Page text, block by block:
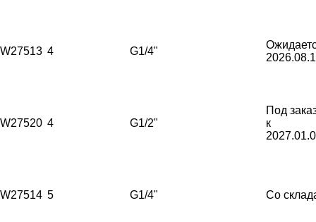
W27513 4 G1/4"
W27520 4 G1/2"
Под
к
W27514 5 G1/4" Со